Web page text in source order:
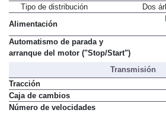
Tipo de distribución
Dos
Alimentación
Automatismo de parada y
arranque del motor ("Stop/Start")
Transmisión
Tracción
Caja de cambios
Número de velocidades